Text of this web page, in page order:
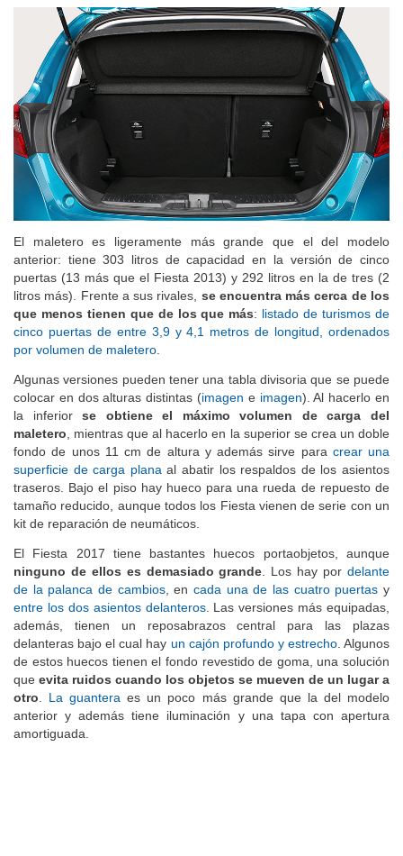
El maletero es ligeramente más grande que el del modelo
anterior: tiene 303 litros de capacidad en la versión de cinco
puertas (13 más que el Fiesta 2013) y 292 litros en la de tres (2
litros más). Frente a sus rivales,se encuentra más cerca de los
que menos tienen que de los que más :listado de turismos de
cinco puertas de entre 3,9 y 4,1 metros de longitud, ordenados
Algunas versiones pueden tener una tabla divisoria que se puede
colocar en dos alturas distintas (imageneimagen ). Al hacerlo en
la inferiorse obtiene el máximo volumen de carga del
maletero , mientras que al hacerlo en la superior se crea un doble
fondo de unos 11 cm de altura y además sirve paracrear una
superficie de carga planaal abatir los respaldos de los asientos
traseros. Bajo el piso hay hueco para una rueda de repuesto de
tamaño reducido, aunque todos los Fiesta vienen de serie con un
El Fiesta 2017 tiene bastantes huecos portaobjetos, aunque
ninguno de ellos es demasiado grande. Los hay pordelante
de la palanca de cambios, encada una de las cuatro puertasy
entre los dos asientos delanteros. Las versiones más equipadas,
además, tienen un reposabrazos central para las plazas
delanteras bajo el cual hayun cajón profundo y estrecho. Algunos
de estos huecos tienen el fondo revestido de goma, una solución
que evita ruidos cuando los objetos se mueven de un lugar a
otro.La guanteraes un poco más grande que la del modelo
anterior y además tiene iluminación y una tapa con apertura